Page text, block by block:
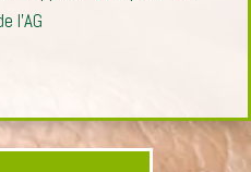
l’AG